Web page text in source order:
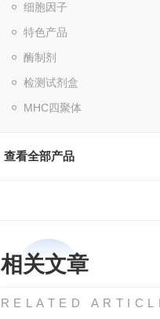
细胞因子
特色产品
酶制剂
检测试剂盒
MHC四聚体
查看全部产品
相关文章
RELATED